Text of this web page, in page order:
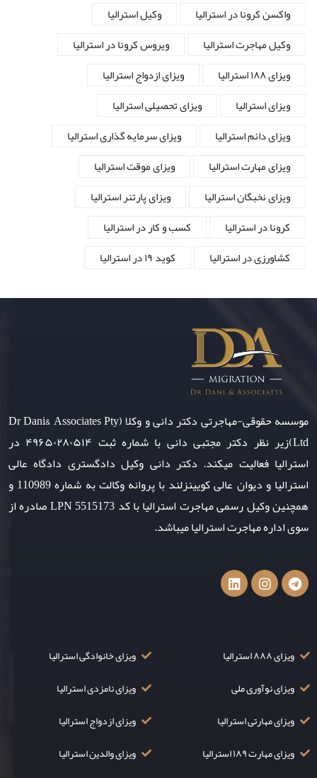
واکسن کرونا در استرالیا
وکیل استرالیا
وکیل مهاجرت استرالیا
ویروس کرونا در استرالیا
ویزای ۱۸۸ استرالیا
ویزای ازدواج استرالیا
ویزای استرالیا
ویزای تحصیلی استرالیا
ویزای دائم استرالیا
ویزای سرمایه گذاری استرالیا
ویزای مهارت استرالیا
ویزای موقت استرالیا
ویزای نخبگان استرالیا
ویزای پارتنر استرالیا
کرونا در استرالیا
کسب و کار در استرالیا
کشاورزی در استرالیا
کوید ۱۹ در استرالیا
موسسه حقوقی-مهاجرتی دکتر دانی و وکلا (Dr Dani& Associates Pty
Ltd)زیر نظر دکتر مجتبی دانی با شماره ثبت ۴۹۶۵۰۲۸۰۵۱۴ در
استرالیا فعالیت میکند. دکتر دانی وکیل دادگستری دادگاه عالی
استرالیا و دیوان عالی کویینزلند با پروانه وکالت به شماره 110989 و
همچنین وکیل رسمی مهاجرت استرالیا با کد LPN 5515173 صادره از
سوی اداره مهاجرت استرالیا میباشد.
ویزای ۸۸۸ استرالیا
ویزای نوآوری ملی
ویزای مهارتی استرالیا
ویزای مهارت ۱۸۹ استرالیا
ویزای خانوادگی استرالیا
ویزای نامزدی استرالیا
ویزای ازدواج استرالیا
ویزای والدین استرالیا